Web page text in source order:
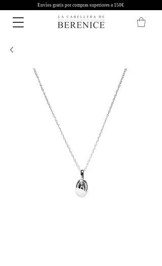
Envíos gratis por compras superiores a 150€